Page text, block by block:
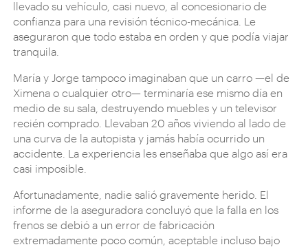
llevado su vehículo, casi nuevo, al concesionario de
confianza para una revisión técnico-mecánica. Le
aseguraron que todo estaba en orden y que podía viajar
tranquila.
María y Jorge tampoco imaginaban que un carro —el de
Ximena o cualquier otro— terminaría ese mismo día en
medio de su sala, destruyendo muebles y un televisor
recién comprado. Llevaban 20 años viviendo al lado de
una curva de la autopista y jamás había ocurrido un
accidente. La experiencia les enseñaba que algo así era
casi imposible.
Afortunadamente, nadie salió gravemente herido. El
informe de la aseguradora concluyó que la falla en los
frenos se debió a un error de fabricación
extremadamente poco común, aceptable incluso bajo